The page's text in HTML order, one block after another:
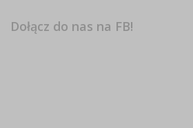
Dołącz do nas na FB!